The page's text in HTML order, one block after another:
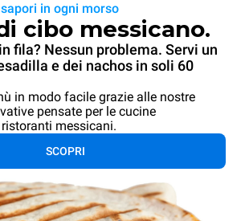
in ogni morso
cibo messicano.
fila? Nessun problema. Servi un
e dei nachos in soli 60
in modo facile grazie alle nostre
pensate per le cucine
messicani.
SCOPRI